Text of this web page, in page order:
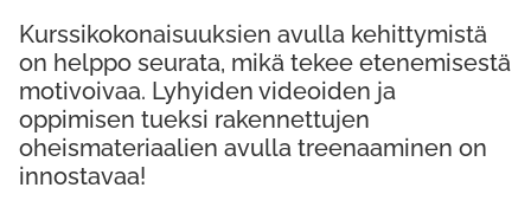
Kurssikokonaisuuksien avulla kehittymistä
on helppo seurata, mikä tekee etenemisestä
motivoivaa. Lyhyiden videoiden ja
oppimisen tueksi rakennettujen
oheismateriaalien avulla treenaaminen on
innostavaa!